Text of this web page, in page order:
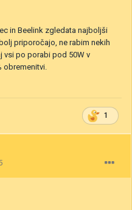
in Beelink zgledata najboljši
priporočajo, ne rabim nekih
vsi po porabi pod 50W v
obremenitvi.
1